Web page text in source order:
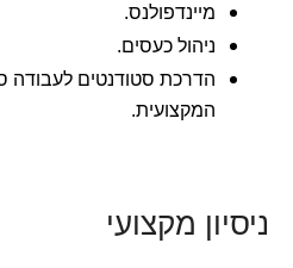
מיינדפולנס.
ניהול כעסים.
הדרכת סטודנטים לעבודה
המקצועית.
ניסיון מקצועי